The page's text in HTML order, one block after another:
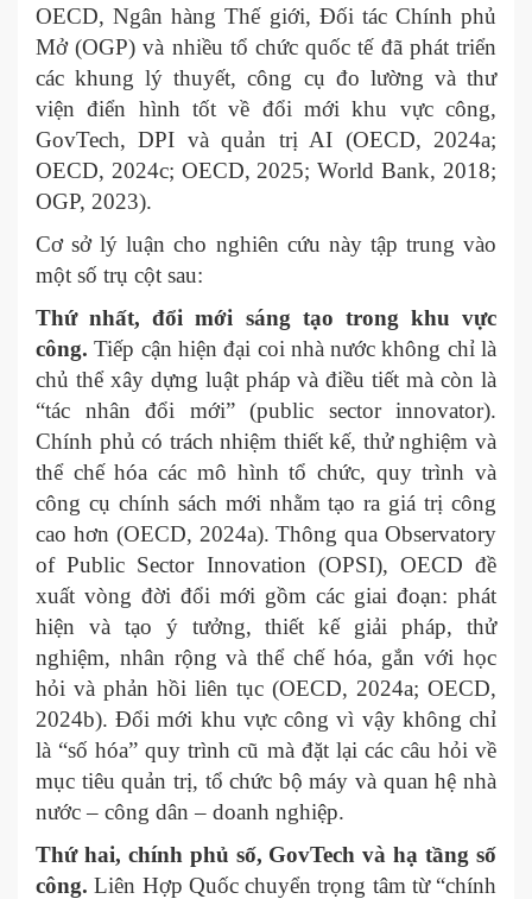
OECD, Ngân hàng Thế giới, Đối tác Chính phủ
Mở (OGP) và nhiều tổ chức quốc tế đã phát triển
các khung lý thuyết, công cụ đo lường và thư
viện điển hình tốt về đổi mới khu vực công,
GovTech, DPI và quản trị AI (OECD, 2024a;
OECD, 2024c; OECD, 2025; World Bank, 2018;
OGP, 2023).
Cơ sở lý luận cho nghiên cứu này tập trung vào
một số trụ cột sau:
Thứ nhất, đổi mới sáng tạo trong khu vực
công. Tiếp cận hiện đại coi nhà nước không chỉ là
chủ thể xây dựng luật pháp và điều tiết mà còn là
“tác nhân đổi mới” (public sector innovator).
Chính phủ có trách nhiệm thiết kế, thử nghiệm và
thể chế hóa các mô hình tổ chức, quy trình và
công cụ chính sách mới nhằm tạo ra giá trị công
cao hơn (OECD, 2024a). Thông qua Observatory
of Public Sector Innovation (OPSI), OECD đề
xuất vòng đời đổi mới gồm các giai đoạn: phát
hiện và tạo ý tưởng, thiết kế giải pháp, thử
nghiệm, nhân rộng và thể chế hóa, gắn với học
hỏi và phản hồi liên tục (OECD, 2024a; OECD,
2024b). Đổi mới khu vực công vì vậy không chỉ
là “số hóa” quy trình cũ mà đặt lại các câu hỏi về
mục tiêu quản trị, tổ chức bộ máy và quan hệ nhà
nước – công dân – doanh nghiệp.
Thứ hai, chính phủ số, GovTech và hạ tầng số
công. Liên Hợp Quốc chuyển trọng tâm từ “chính